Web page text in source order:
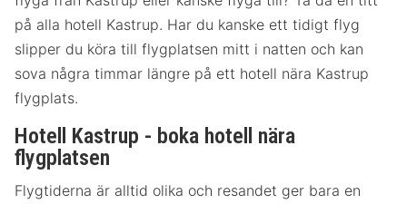
på alla hotell Kastrup. Har du kanske ett tidigt flyg
slipper du köra till flygplatsen mitt i natten och kan
sova några timmar längre på ett hotell nära Kastrup
flygplats.
Hotell Kastrup - boka hotell nära
flygplatsen
Flygtiderna är alltid olika och resandet ger bara en